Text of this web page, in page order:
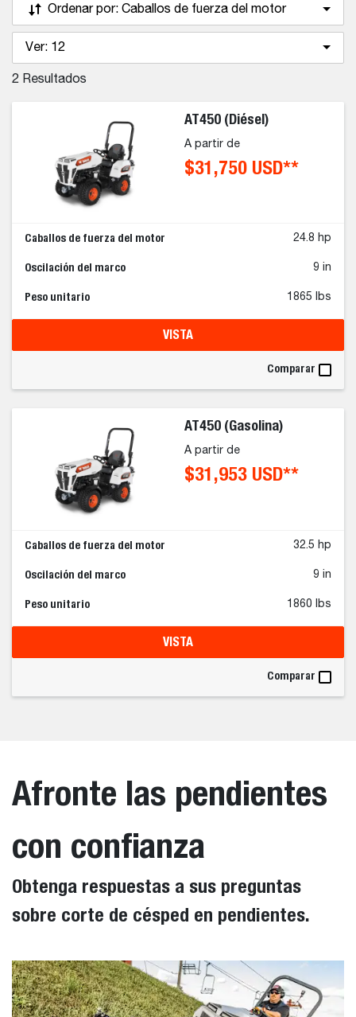
Ordenar por: Caballos de fuerza del motor
Ver: 12
2 Resultados
AT450 (Diésel)
A partir de
$31,750 USD**
Caballos de fuerza del motor 24.8 hp
Oscilación del marco 9 in
Peso unitario 1865 lbs
VISTA
Comparar
AT450 (Gasolina)
A partir de
$31,953 USD**
Caballos de fuerza del motor 32.5 hp
Oscilación del marco 9 in
Peso unitario 1860 lbs
VISTA
Comparar
Afronte las pendientes
con confianza
Obtenga respuestas a sus preguntas
sobre corte de césped en pendientes.